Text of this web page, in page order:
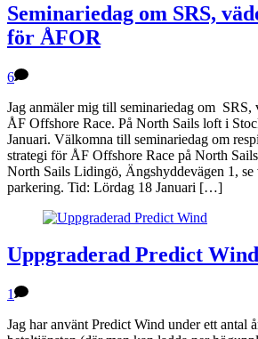
Seminariedag om SRS,
för ÅFOR
6
Jag anmäler mig till seminariedag om SRS,
ÅF Offshore Race. På North Sails loft i
Januari. Välkomna till seminariedag om
strategi för ÅF Offshore Race på North
North Sails Lidingö, Ängshyddevägen 1,
parkering. Tid: Lördag 18 Januari […]
Uppgraderad Predict Wind
1
Jag har använt Predict Wind under ett antal